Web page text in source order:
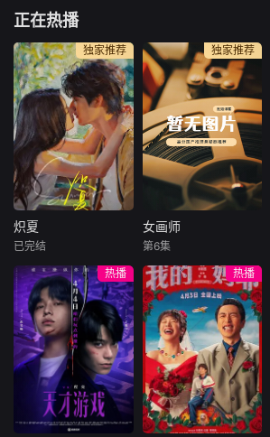
月黑风高杀人夜，
坐听放歌放火时。
萧国山外，白云
寺，圣僧哥哥，只
要你说一句你爱
我，我绝对不会纠
缠于你。白云寺禅
房内，一身白衣长
裙，面容清秀的女
子，那双如有星辰
的眸子看着俊美和
尚，唇角勾起一丝
僵硬却不失礼
横行的平行世界。
作为天赋最差的
他，意外获得破防
系统。只要让鬼破
防就可强行契约。
这下了不得了，别
人平均契约两只
鬼，林墨直接契约
了亿只。一声召
唤，万鬼降临！溺
死鬼，饿死鬼，酒
正在热播
独家推荐
炽夏
赵英博
每天 更2该剧改编
自甜醋鱼的小说
《坠落》。看似外
表乖巧实则敢爱敢
恨的学霸周挽（包
上恩饰），在高三
那年夏天意外与叛
逆不羁、抵抗家族
炽夏
已完结
独家推荐
女画师
陈名豪
类型：古装爱情、
职场创业 播出
平台：湖南卫视、
芒果TV 出品
方：芒果TV、大芒
剧场 时长：10
分钟X18集 开
机时间：10月中下
女画师
第6集
热播
热播